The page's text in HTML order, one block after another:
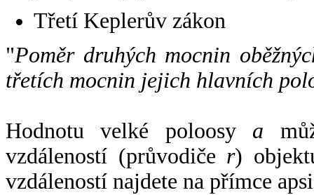
Třetí Keplerův zákon
"Poměr druhých mocnin
třetích mocnin jejich hlavních
Hodnotu velké poloosy a
vzdáleností (průvodiče r)
vzdáleností najdete na přímce